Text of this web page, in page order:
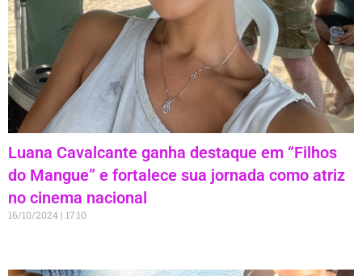
Luana Cavalcante ganha destaque em “Filhos
do Mangue” e fortalece sua jornada como atriz
no cinema nacional
16/10/2024 17:10